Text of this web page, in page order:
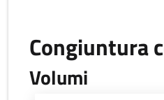
Congiuntura
Volumi